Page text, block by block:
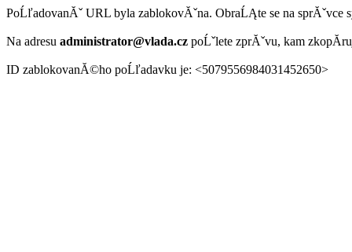
PoĹľadovanĂˇ URL byla zablokovĂˇna. ObraĹĄte se na sprĂˇvce
Na adresu administrator@vlada.cz poĹˇlete zprĂˇvu, kam
ID zablokovanĂ©ho poĹľadavku je: <5079556984031452650>